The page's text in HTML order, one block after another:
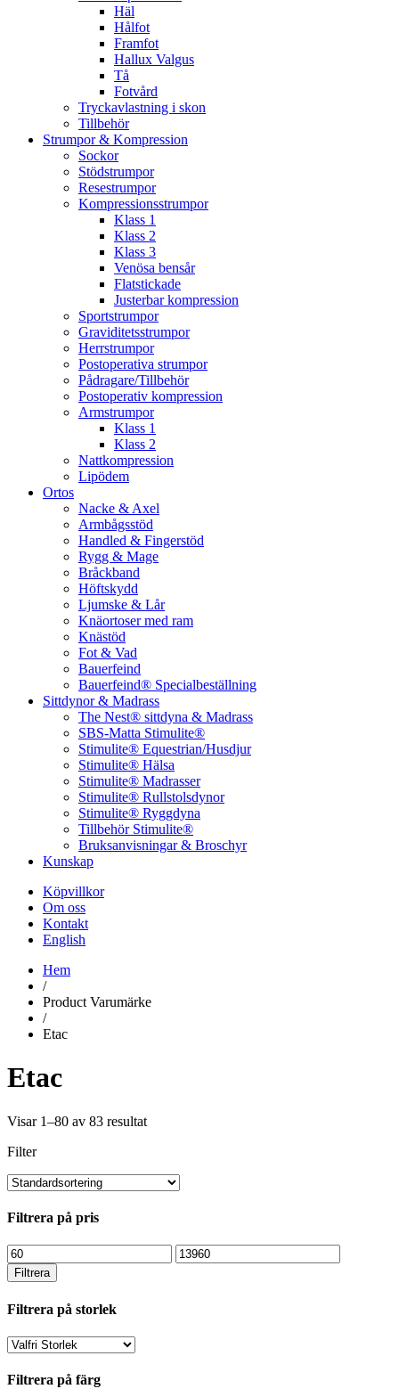
Häl
Hålfot
Framfot
Hallux Valgus
Tå
Fotvård
Tryckavlastning i skon
Tillbehör
Strumpor & Kompression
Sockor
Stödstrumpor
Resestrumpor
Kompressionsstrumpor
Klass 1
Klass 2
Klass 3
Venösa bensår
Flatstickade
Justerbar kompression
Sportstrumpor
Graviditetsstrumpor
Herrstrumpor
Postoperativa strumpor
Pådragare/Tillbehör
Postoperativ kompression
Armstrumpor
Klass 1
Klass 2
Nattkompression
Lipödem
Ortos
Nacke & Axel
Armbågsstöd
Handled & Fingerstöd
Rygg & Mage
Bråckband
Höftskydd
Ljumske & Lår
Knäortoser med ram
Knästöd
Fot & Vad
Bauerfeind
Bauerfeind® Specialbeställning
Sittdynor & Madrass
The Nest® sittdyna & Madrass
SBS-Matta Stimulite®
Stimulite® Equestrian/Husdjur
Stimulite® Hälsa
Stimulite® Madrasser
Stimulite® Rullstolsdynor
Stimulite® Ryggdyna
Tillbehör Stimulite®
Bruksanvisningar & Broschyr
Kunskap
Köpvillkor
Om oss
Kontakt
English
Hem
/
Product Varumärke
/
Etac
Etac
Visar 1–80 av 83 resultat
Filter
Filtrera på pris
Min
pris
Max
pris
Filtrera
Filtrera på storlek
Filtrera på färg